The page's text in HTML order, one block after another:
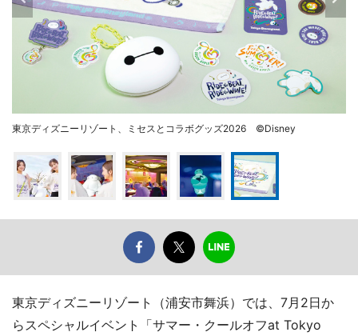
東京ディズニーリゾート、ミセスとコラボグッズ2026 ©Disney
東京ディズニーリゾート（浦安市舞浜）では、7月2日か
らスペシャルイベント「サマー・クールオフat Tokyo